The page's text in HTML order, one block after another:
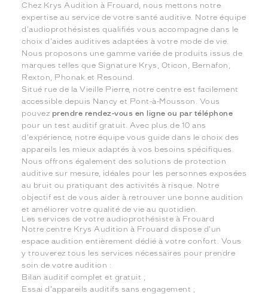
Chez Krys Audition à Frouard, nous mettons notre
expertise au service de votre santé auditive. Notre équipe
d'audioprothésistes qualifiés vous accompagne dans le
choix d'aides auditives adaptées à votre mode de vie.
Nous proposons une gamme variée de produits issus de
marques telles que Signature Krys, Oticon, Bernafon,
Rexton, Phonak et Resound.
Situé rue de la Vieille Pierre, notre centre est facilement
accessible depuis Nancy et Pont-à-Mousson. Vous
pouvez prendre rendez-vous en ligne ou par téléphone
pour un test auditif gratuit. Avec plus de 10 ans
d'expérience, notre équipe vous guide dans le choix des
appareils les mieux adaptés à vos besoins spécifiques.
Nous offrons également des solutions de protection
auditive sur mesure, idéales pour les personnes exposées
au bruit ou pratiquant des activités à risque. Notre
objectif est de vous aider à retrouver une bonne audition
et améliorer votre qualité de vie au quotidien.
Les services de votre audioprothésiste à Frouard
Notre centre Krys Audition à Frouard dispose d'un
espace audition entièrement dédié à votre confort. Vous
y trouverez tous les services nécessaires pour prendre
soin de votre audition :
Bilan auditif complet et gratuit ;
Essai d'appareils auditifs sans engagement ;